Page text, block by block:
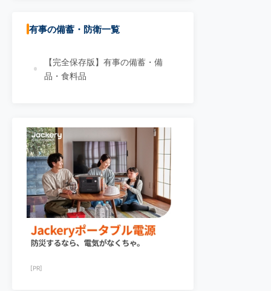
有事の備蓄・防衛一覧
【完全保存版】有事の備蓄・備
品・食料品
[PR]